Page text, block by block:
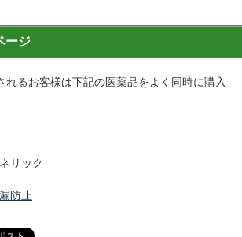
ージ
れるお客様は下記の医薬品をよく同時に購入
リック
防止